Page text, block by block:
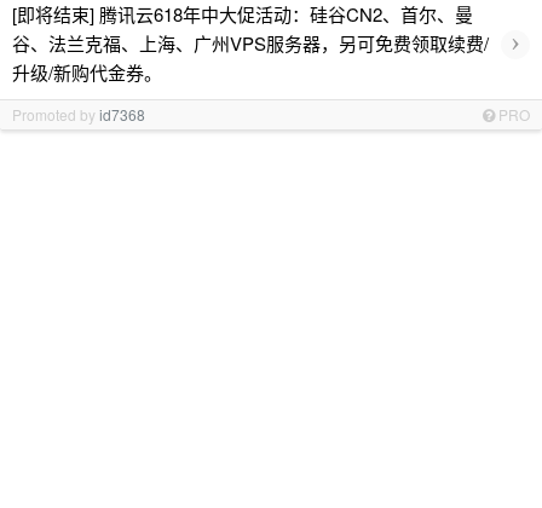
[即将结束] 腾讯云618年中大促活动：硅谷CN2、首尔、曼
谷、法兰克福、上海、广州VPS服务器，另可免费领取续费/
升级/新购代金券。
›
Promoted byid7368 PRO